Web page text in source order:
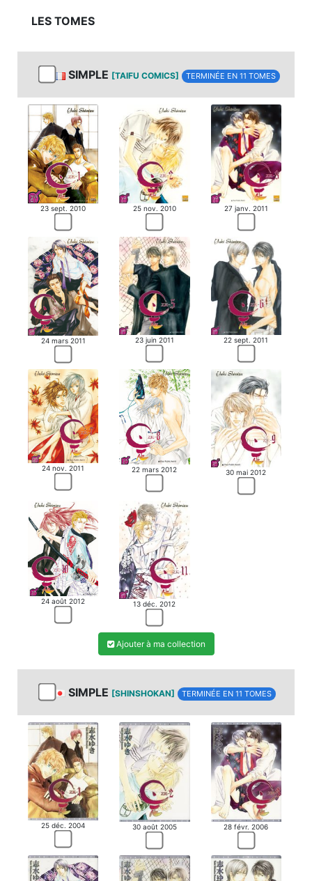
LES TOMES
SIMPLE [TAIFU COMICS] TERMINÉE EN 11 TOMES
23 sept. 2010 25 nov. 2010 27 janv. 2011
24 mars 2011 23 juin 2011 22 sept. 2011
24 nov. 2011 22 mars 2012 30 mai 2012
24 août 2012 13 déc. 2012
Ajouter à ma collection
SIMPLE [SHINSHOKAN] TERMINÉE EN 11 TOMES
25 déc. 2004 30 août 2005 28 févr. 2006